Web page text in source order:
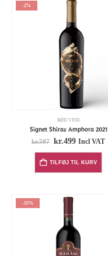
-2%
RØD VINE
Signet Shiraz Amphora 2021
kr.507 kr.499 Incl VAT
TILFØJ TIL KURV
-15%